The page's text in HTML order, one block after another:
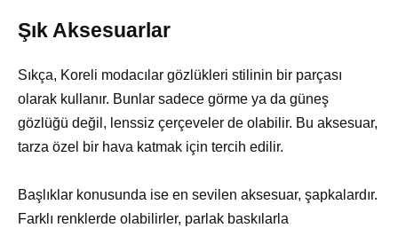
Şık Aksesuarlar
Sıkça, Koreli modacılar gözlükleri stilinin bir parçası
olarak kullanır. Bunlar sadece görme ya da güneş
gözlüğü değil, lenssiz çerçeveler de olabilir. Bu aksesuar,
tarza özel bir hava katmak için tercih edilir.
Başlıklar konusunda ise en sevilen aksesuar, şapkalardır.
Farklı renklerde olabilirler, parlak baskılarla